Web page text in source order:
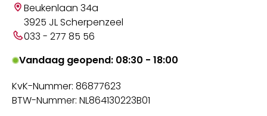
Beukenlaan 34a
3925 JL Scherpenzeel
033 - 277 85 56
Vandaag geopend: 08:30 - 18:00
KvK-Nummer: 86877623
BTW-Nummer: NL864130223B01